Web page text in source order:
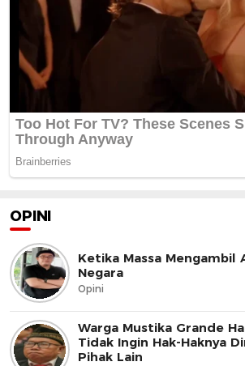
OPINI
Ketika Massa Mengambil
Negara
Opini
Warga Mustika Grande
Tidak Ingin Hak-Haknya
Pihak Lain